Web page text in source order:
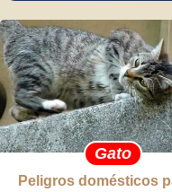
Gato
Peligros domésticos